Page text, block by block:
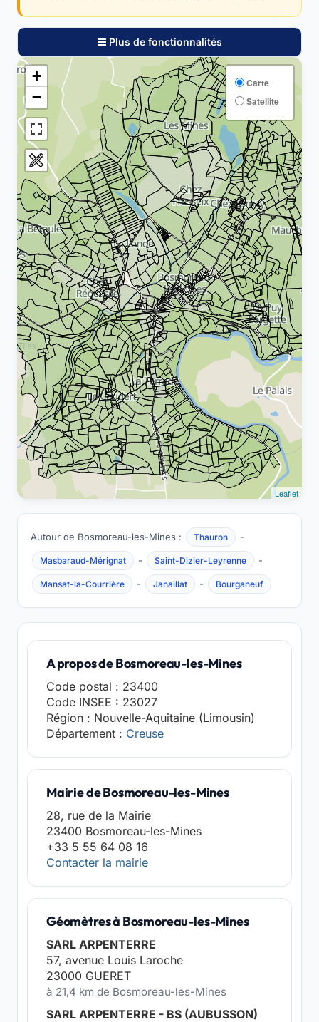
Plus de fonctionnalités
+
−
Carte
Satellite
Leaflet
Autour de Bosmoreau-les-Mines : Thauron -
Masbaraud-Mérignat - Saint-Dizier-Leyrenne -
Mansat-la-Courrière - Janaillat - Bourganeuf
A propos de Bosmoreau-les-Mines
Code postal : 23400
Code INSEE : 23027
Région : Nouvelle-Aquitaine (Limousin)
Département : Creuse
Mairie de Bosmoreau-les-Mines
28, rue de la Mairie
23400 Bosmoreau-les-Mines
+33 5 55 64 08 16
Contacter la mairie
Géomètres à Bosmoreau-les-Mines
SARL ARPENTERRE
57, avenue Louis Laroche
23000 GUERET
à 21,4 km de Bosmoreau-les-Mines
SARL ARPENTERRE - BS (AUBUSSON)